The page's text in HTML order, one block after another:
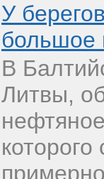
У
большое
В
Литвы,
которого